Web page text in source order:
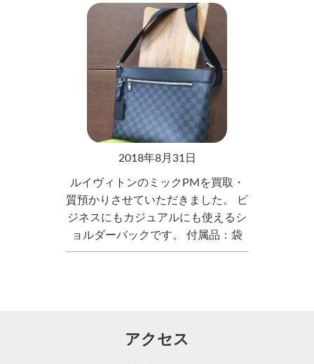
2018年8月31日
ルイヴィトンのミックPMを買取・
質預かりさせていただきました。 ビ
ジネスにもカジュアルにも使えるシ
ョルダーバックです。 付属品：袋
アクセス